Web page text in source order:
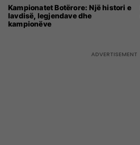
Kampionatet Botërore: Një histori e
lavdisë, legjendave dhe
kampionëve